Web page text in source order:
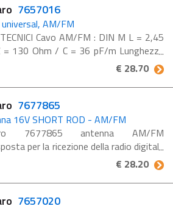
7657016
universal, AM/FM
Cavo AM/FM : DIN M L = 2,45
130 Ohm / C = 36 pF/m Lunghezza
: 41 cm Inclinazione asta : 0-90° Misure
(LxB) : 4,2x3,7 Installazione a
foro 10,2 ...
€ 28.70
7677865
16V SHORT ROD - AM/FM
7677865 antenna AM/FM
per la ricezione della radio digitale
DAB+. La speciale asta unisce i
di una lunghezza ridotta alla
di prestazioni elevate per tutte ...
€ 28.20
7657020